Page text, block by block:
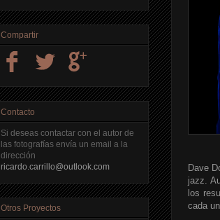
Dave
jazz.
los
cada
Compartir
Contacto
Si deseas contactar con el autor de
las fotografías envía un email a la
dirección
ricardo.carrillo@outlook.com
Otros Proyectos